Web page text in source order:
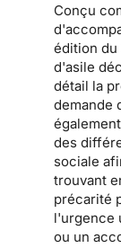
Conçu
édition du
d'asile
détail la
demande
des
sociale
trouvant
précarité
l'urgence
ou un